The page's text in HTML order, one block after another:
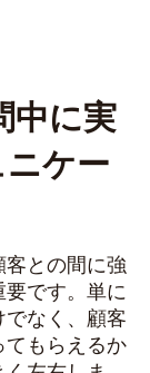
中に実
ケー
との間に強
です。単に
でなく、顧客
てもらえるか